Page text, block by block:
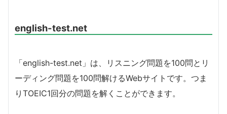
english-test.net
「english-test.net」は、リスニング問題を100問とリ
ーディング問題を100問解けるWebサイトです。つま
りTOEIC1回分の問題を解くことができます。